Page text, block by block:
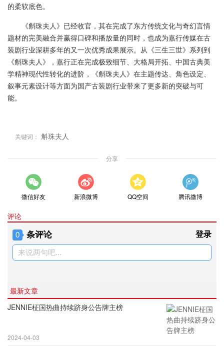
的柔软底色。
《斛珠夫人》已经收官，其在完成了东方传统文化与奇幻言情
题材的完美融合并赢得口碑和播放量的同时，也成为嘉行传媒在古
装剧行业深耕多年的又一次优秀成果展示。从《三生三世》系列到
《斛珠夫人》，嘉行正在完成极致细节、大格局开拓、中国古典美
学精神现代性转化的进阶，《斛珠夫人》在主题传达、角色设定、
叙事元素设计等方面为国产古装剧行业带来了更多新的突破与可
能。
关键词： 斛珠夫人
分享
微信好友 新浪微博 QQ空间 腾讯微博
评论
0 条评论 登录
来说两句吧...
最新文章
JENNIE柾国热曲持续跻身公告牌主榜
2024-04-03